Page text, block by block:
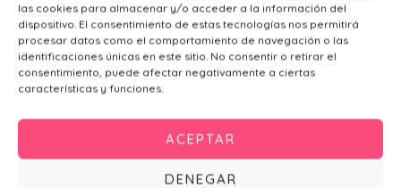
las cookies para almacenar y/o acceder a la información del
dispositivo. El consentimiento de estas tecnologías nos permitirá
procesar datos como el comportamiento de navegación o las
identificaciones únicas en este sitio. No consentir o retirar el
consentimiento, puede afectar negativamente a ciertas
características y funciones.
ACEPTAR
DENEGAR
Productos
Alquiler Fotomatón Para Bodas Y Eventos De Luz LED
Novedades